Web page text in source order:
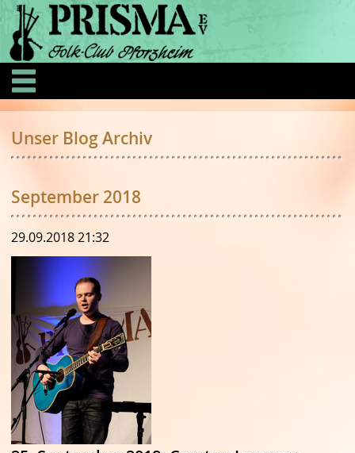
Unser Blog Archiv
September 2018
29.09.2018 21:32